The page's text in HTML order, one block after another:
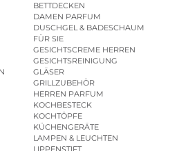
BETTDECKEN
DAMEN PARFUM
DUSCHGEL & BADESCHAUM
FÜR SIE
GESICHTSCREME HERREN
GESICHTSREINIGUNG
GLÄSER
GRILLZUBEHÖR
HERREN PARFUM
KOCHBESTECK
KOCHTÖPFE
KÜCHENGERÄTE
LAMPEN & LEUCHTEN
LIPPENSTIFT